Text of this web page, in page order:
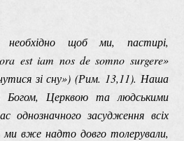
необхідно щоб ми, пастирі,
estiam nos de somno surgere»
зі сну») (Рим. 13,11). Наша
Богом, Церквою та людськими
однозначного засудження всіх
ми вже надто довго толерували,